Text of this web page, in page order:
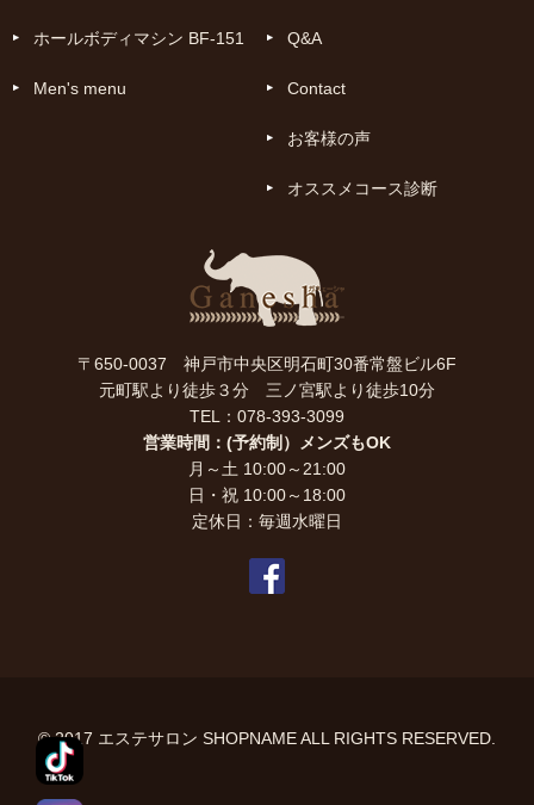
ホールボディマシン BF-151
Men's menu
Q&A
Contact
お客様の声
オススメコース診断
〒650-0037 神戸市中央区明石町30番常盤ビル6F
元町駅より徒歩３分 三ノ宮駅より徒歩10分
TEL：078-393-3099
営業時間：(予約制）メンズもOK
月～土 10:00～21:00
日・祝 10:00～18:00
定休日：毎週水曜日
© 2017 エステサロン SHOPNAME ALL RIGHTS RESERVED.